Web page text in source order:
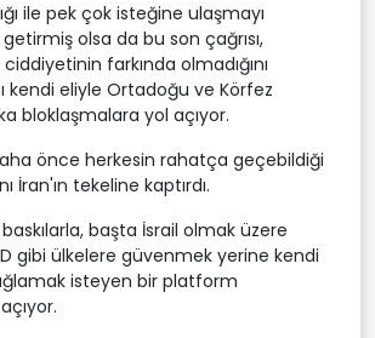
ile pek çok isteğine ulaşmayı
getirmiş olsa da bu son çağrısı,
farkında olmadığını
kendi eliyle Ortadoğu ve Körfez
bloklaşmalara yol açıyor.
önce herkesin rahatça geçebildiği
İran'ın tekeline kaptırdı.
başta İsrail olmak üzere
gibi ülkelere güvenmek yerine kendi
isteyen bir platform